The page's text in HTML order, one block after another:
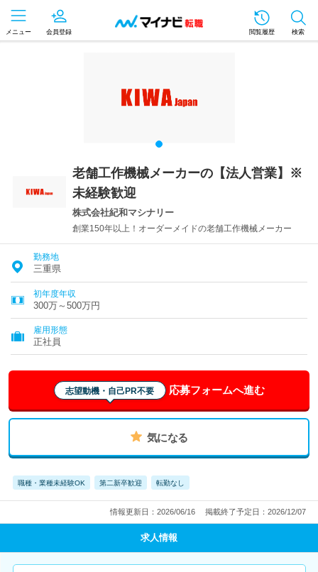
メニュー 会員登録 閲覧履歴 検索
老舗工作機械メーカーの【法人営業】※
未経験歓迎
株式会社紀和マシナリー
創業150年以上！オーダーメイドの老舗工作機械メーカー
勤務地
三重県
初年度年収
300万～500万円
雇用形態
正社員
志望動機・自己PR不要 応募フォームへ進む
気になる
職種・業種未経験OK 第二新卒歓迎 転勤なし
情報更新日：2026/06/16 掲載終了予定日：2026/12/07
求人情報